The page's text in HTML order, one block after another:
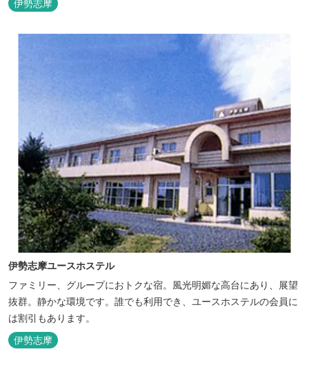
伊勢志摩
伊勢志摩ユースホステル
ファミリー、グループにおトクな宿。風光明媚な高台にあり、展望
抜群。静かな環境です。誰でも利用でき、ユースホステルの会員に
は割引もあります。
伊勢志摩